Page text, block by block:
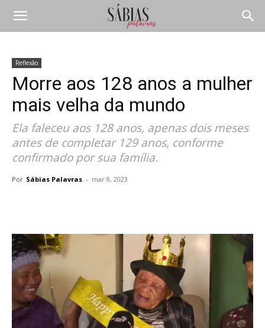
Reflexão
Morre aos 128 anos a mulher
mais velha da mundo
Ela faleceu aos 128 anos, apenas dois meses
antes de completar 129 anos, conforme
confirmado por sua família.
Por Sábias Palavras - mar 8, 2023